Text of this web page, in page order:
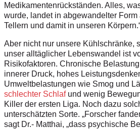
Medikamentenrückständen. Alles,
wurde, landet in abgewandelter Form
Tellern und damit in unseren
Aber nicht nur unsere Kühlschränke,
unser alltäglicher Lebenswandel ist
Risikofaktoren. Chronische
innerer Druck, hohes
Umweltbelastungen wie Smog und
schlechter Schlafund wenig
Killer der ersten Liga. Noch dazu
unterschätzten Sorte. „Forscher
sagt Dr.- Matthai, „dass psychische